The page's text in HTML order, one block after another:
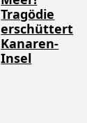
Tragödie
erschüttert
Kanaren-
Insel